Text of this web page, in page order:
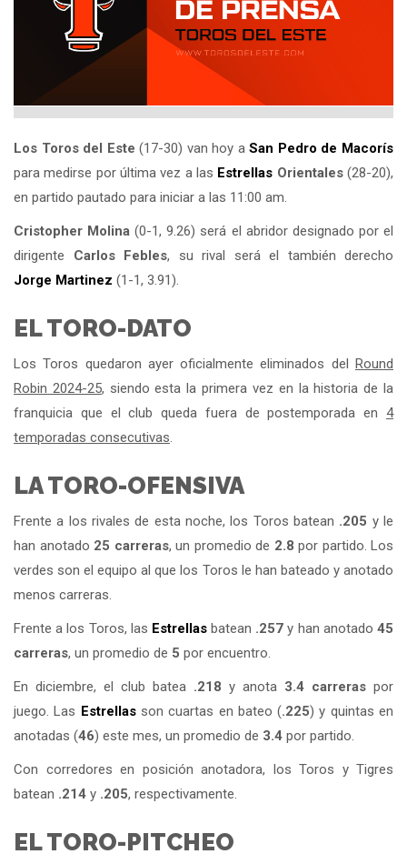
Los Toros del Este (17-30) van hoy aSan Pedro de Macorís
para medirse por última vez a las Estrellas Orientales(28-20),
en partido pautado para iniciar a las 11:00 am.
Cristopher Molina (0-1, 9.26) será el abridor designado por el
dirigente Carlos Febles, su rival será el también derecho
Jorge Martinez (1-1, 3.91).
EL TORO-DATO
Los Toros quedaron ayer oficialmente eliminados del Round
Robin 2024-25, siendo esta la primera vez en la historia de la
franquicia que el club queda fuera de postemporada en 4
temporadas consecutivas.
LA TORO-OFENSIVA
Frente a los rivales de esta noche, los Toros batean .205 y le
han anotado 25 carreras, un promedio de 2.8 por partido. Los
verdes son el equipo al que los Toros le han bateado y anotado
menos carreras.
Frente a los Toros, las Estrellasbatean .257 y han anotado45
carreras, un promedio de 5 por encuentro.
En diciembre, el club batea .218 y anota 3.4 carreras por
juego. Las Estrellasson cuartas en bateo (.225) y quintas en
anotadas (46) este mes, un promedio de 3.4 por partido.
Con corredores en posición anotadora, los Toros y Tigres
batean .214 y .205, respectivamente.
EL TORO-PITCHEO